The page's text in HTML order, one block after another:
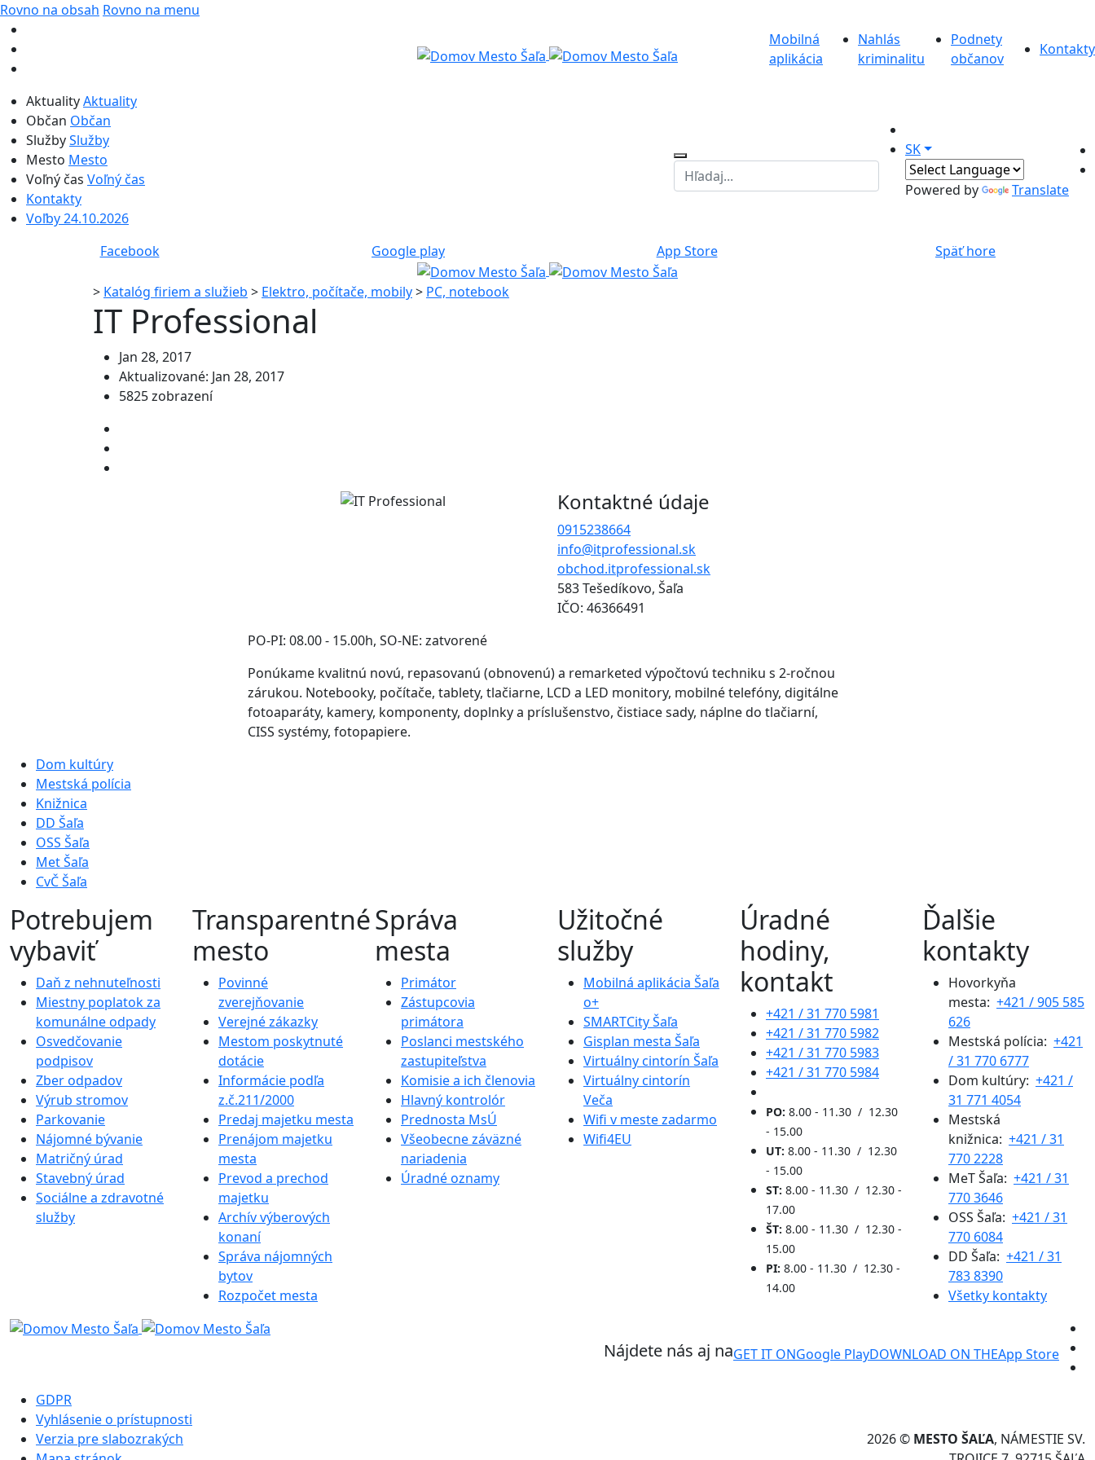
Rovno na obsah Rovno na menu
Mobilná
aplikácia
Nahlás
kriminalitu
Podnety
občanov
Kontakty
AktualityAktuality
Občan Občan
SlužbySlužby
Mesto Mesto
Voľný čas Voľný čas
Kontakty
Voľby 24.10.2026
SK
Powered by Translate
Facebook Google play App Store Späť hore
> Katalóg firiem a služieb > Elektro, počítače, mobily> PC, notebook
IT Professional
Jan 28, 2017
Aktualizované: Jan 28, 2017
5825 zobrazení
Kontaktné údaje
0915238664
info@itprofessional.sk
obchod.itprofessional.sk
583 Tešedíkovo, Šaľa
IČO: 46366491
PO-PI: 08.00 - 15.00h, SO-NE: zatvorené
Ponúkame kvalitnú novú, repasovanú (obnovenú) a remarketed výpočtovú techniku s 2-ročnou
zárukou. Notebooky, počítače, tablety, tlačiarne, LCD a LED monitory, mobilné telefóny, digitálne
fotoaparáty, kamery, komponenty, doplnky a príslušenstvo, čistiace sady, náplne do tlačiarní,
CISS systémy, fotopapiere.
Dom kultúry
Mestská polícia
Knižnica
DD Šaľa
OSS Šaľa
Met Šaľa
CvČ Šaľa
Potrebujem
vybaviť
Daň z nehnuteľnosti
Miestny poplatok za
komunálne odpady
Osvedčovanie
podpisov
Zber odpadov
Výrub stromov
Parkovanie
Nájomné bývanie
Matričný úrad
Stavebný úrad
Sociálne a zdravotné
služby
Transparentné
mesto
Povinné
zverejňovanie
Verejné zákazky
Mestom poskytnuté
dotácie
Informácie podľa
z.č.211/2000
Predaj majetku mesta
Prenájom majetku
mesta
Prevod a prechod
majetku
Archív výberových
konaní
Správa nájomných
bytov
Rozpočet mesta
Správa
mesta
Primátor
Zástupcovia
primátora
Poslanci mestského
zastupiteľstva
Komisie a ich členovia
Hlavný kontrolór
Prednosta MsÚ
Všeobecne záväzné
nariadenia
Úradné oznamy
Užitočné
služby
Mobilná aplikácia Šaľa
o+
SMARTCity Šaľa
Gisplan mesta Šaľa
Virtuálny cintorín Šaľa
Virtuálny cintorín
Veča
Wifi v meste zadarmo
Wifi4EU
Úradné
hodiny,
kontakt
+421 / 31 770 5981
+421 / 31 770 5982
+421 / 31 770 5983
+421 / 31 770 5984
PO: 8.00 - 11.30 / 12.30
- 15.00
UT: 8.00 - 11.30 / 12.30
- 15.00
ST: 8.00 - 11.30 / 12.30 -
17.00
ŠT: 8.00 - 11.30 / 12.30 -
15.00
PI: 8.00 - 11.30 / 12.30 -
14.00
Ďalšie
kontakty
Hovorkyňa
mesta: +421 / 905 585
626
Mestská polícia: +421
/ 31 770 6777
Dom kultúry: +421 /
31 771 4054
Mestská
knižnica: +421 / 31
770 2228
MeT Šaľa: +421 / 31
770 3646
OSS Šaľa: +421 / 31
770 6084
DD Šaľa: +421 / 31
783 8390
Všetky kontakty
Nájdete nás aj naGET IT ONGoogle PlayDOWNLOAD ON THEApp Store
GDPR
Vyhlásenie o prístupnosti
Verzia pre slabozrakých
2026 © MESTO ŠAĽA, NÁMESTIE SV.